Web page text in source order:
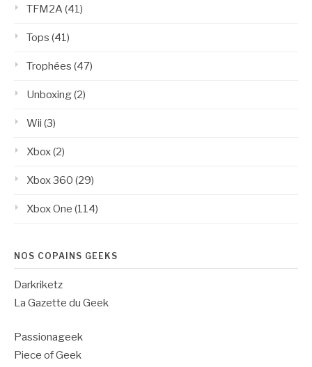
TFM2A(41)
Tops (41)
Trophées (47)
Unboxing(2)
Wii (3)
Xbox(2)
Xbox 360 (29)
Xbox One (114)
NOS COPAINS GEEKS
Darkriketz
La Gazette du Geek
Passionageek
Piece of Geek